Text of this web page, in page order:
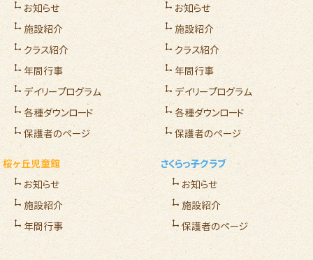
お知らせ
施設紹介
クラス紹介
年間行事
デイリープログラム
各種ダウンロード
保護者のページ
お知らせ
施設紹介
クラス紹介
年間行事
デイリープログラム
各種ダウンロード
保護者のページ
桜ヶ丘児童館
お知らせ
施設紹介
年間行事
さくらっ子クラブ
お知らせ
施設紹介
保護者のページ